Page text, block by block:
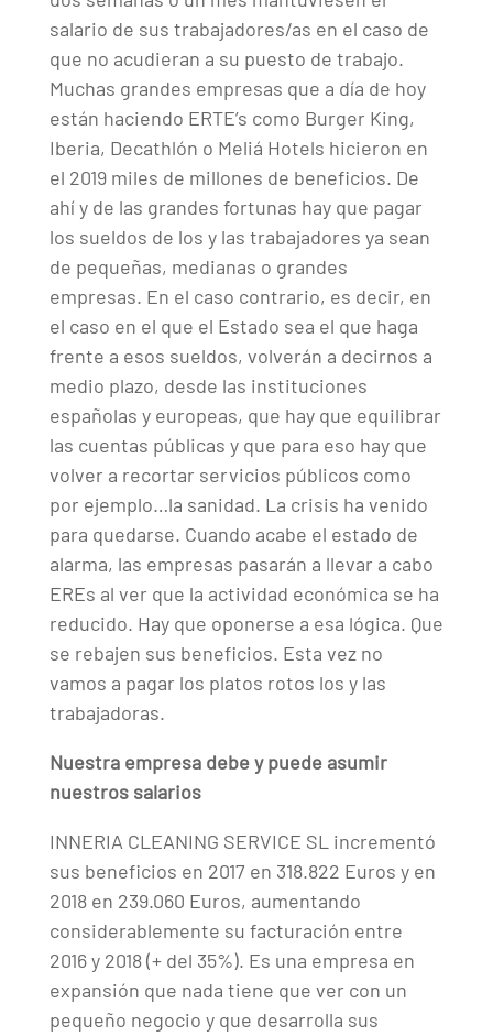
salario de sus trabajadores/as en el caso de
que no acudieran a su puesto de trabajo.
Muchas grandes empresas que a día de hoy
están haciendo ERTE’s como Burger King,
Iberia, Decathlón o Meliá Hotels hicieron en
el 2019 miles de millones de beneficios. De
ahí y de las grandes fortunas hay que pagar
los sueldos de los y las trabajadores ya sean
de pequeñas, medianas o grandes
empresas. En el caso contrario, es decir, en
el caso en el que el Estado sea el que haga
frente a esos sueldos, volverán a decirnos a
medio plazo, desde las instituciones
españolas y europeas, que hay que equilibrar
las cuentas públicas y que para eso hay que
volver a recortar servicios públicos como
por ejemplo…la sanidad. La crisis ha venido
para quedarse. Cuando acabe el estado de
alarma, las empresas pasarán a llevar a cabo
EREs al ver que la actividad económica se ha
reducido. Hay que oponerse a esa lógica. Que
se rebajen sus beneficios. Esta vez no
vamos a pagar los platos rotos los y las
trabajadoras.
Nuestra empresa debe y puede asumir
nuestros salarios
INNERIA CLEANING SERVICE SL incrementó
sus beneficios en 2017 en 318.822 Euros y en
2018 en 239.060 Euros, aumentando
considerablemente su facturación entre
2016 y 2018 (+ del 35%). Es una empresa en
expansión que nada tiene que ver con un
pequeño negocio y que desarrolla sus